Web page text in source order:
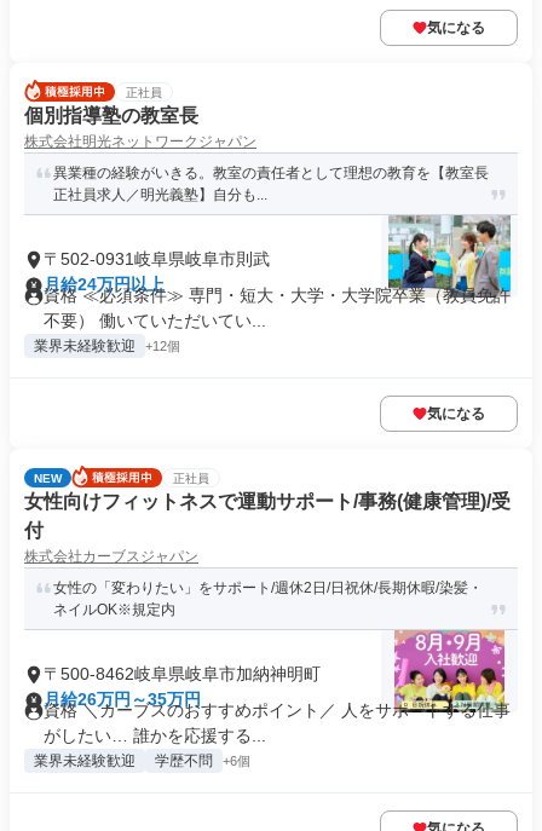
気になる
正社員
個別指導塾の教室長
株式会社明光ネットワークジャパン
異業種の経験がいきる。教室の責任者として理想の教育を【教室長
正社員求人／明光義塾】自分も...
〒502-0931岐阜県岐阜市則武
月給24万円以上
資格 ≪必須条件≫ 専門・短大・大学・大学院卒業（教員免許
不要） 働いていただいてい...
業界未経験歓迎 +12個
気になる
NEW 正社員
女性向けフィットネスで運動サポート/事務(健康管理)/受
付
株式会社カーブスジャパン
女性の「変わりたい」をサポート/週休2日/日祝休/長期休暇/染髪・
ネイルOK※規定内
〒500-8462岐阜県岐阜市加納神明町
月給26万円～35万円
資格 ＼カーブスのおすすめポイント／ 人をサポートする仕事
がしたい… 誰かを応援する...
業界未経験歓迎 学歴不問 +6個